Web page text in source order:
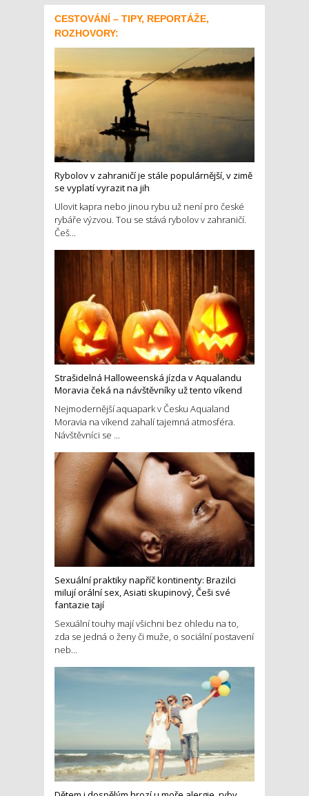
CESTOVÁNÍ – TIPY, REPORTÁŽE,
ROZHOVORY:
Rybolov v zahraničí je stále populárnější, v zimě
se vyplatí vyrazit na jih
Ulovit kapra nebo jinou rybu už není pro české
rybáře výzvou. Tou se stává rybolov v zahraničí.
Češ...
Strašidelná Halloweenská jízda v Aqualandu
Moravia čeká na návštěvníky už tento víkend
Nejmodernější aquapark v Česku Aqualand
Moravia na víkend zahalí tajemná atmosféra.
Návštěvníci se ...
Sexuální praktiky napříč kontinenty: Brazilci
milují orální sex, Asiati skupinový, Češi své
fantazie tají
Sexuální touhy mají všichni bez ohledu na to,
zda se jedná o ženy či muže, o sociální postavení
neb...